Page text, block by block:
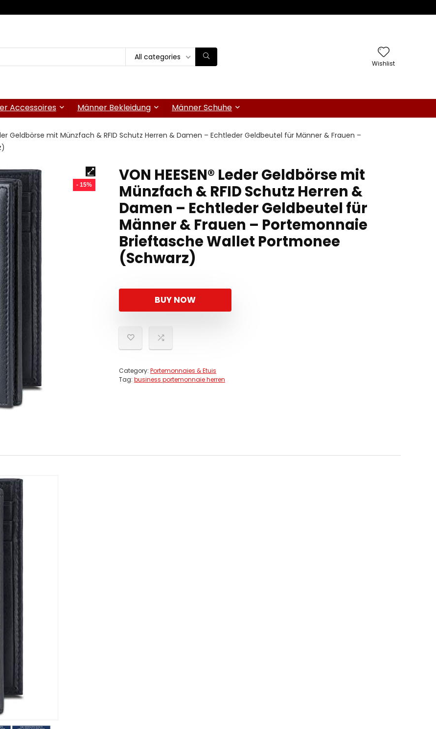
All categories
Wishlist
Accessoires Männer Bekleidung Männer Schuhe
Geldbörse mit Münzfach & RFID Schutz Herren & Damen – Echtleder Geldbeutel für Männer & Frauen –
- 15%
VON HEESEN® Leder Geldbörse mit
Münzfach & RFID Schutz Herren &
Damen – Echtleder Geldbeutel für
Männer & Frauen – Portemonnaie
Brieftasche Wallet Portmonee
(Schwarz)
BUY NOW
Category: Portemonnaies & Etuis
Tag: business portemonnaie herren